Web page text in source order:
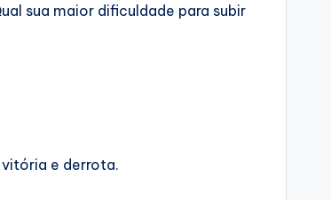
sua maior dificuldade para subir
e derrota.